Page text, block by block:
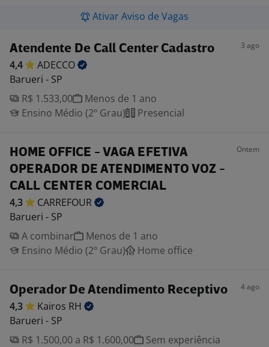
Ativar Aviso de Vagas
Atendente De Call Center Cadastro 3 ago
4,4
ADECCO
Barueri - SP
R$ 1.533,00
Menos de 1 ano
Ensino Médio (2º Grau)
Presencial
HOME OFFICE - VAGA EFETIVA
OPERADOR DE ATENDIMENTO VOZ -
CALL CENTER COMERCIAL
Ontem
4,3
CARREFOUR
Barueri - SP
A combinar
Menos de 1 ano
Ensino Médio (2º Grau)
Home office
Operador De Atendimento Receptivo 4 ago
4,3 Kairos RH
Barueri - SP
R$ 1.500,00 a R$ 1.600,00
Sem experiência